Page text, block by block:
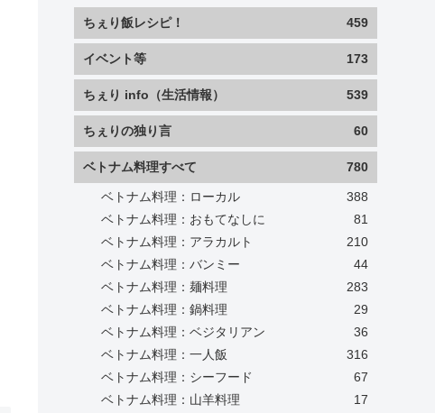
ちぇり飯レシピ！ 459
イベント等 173
ちぇり info（生活情報） 539
ちぇりの独り言 60
ベトナム料理すべて 780
ベトナム料理：ローカル
388
ベトナム料理：おもてなしに
81
ベトナム料理：アラカルト
210
ベトナム料理：バンミー
44
ベトナム料理：麺料理
283
ベトナム料理：鍋料理
29
ベトナム料理：ベジタリアン
36
ベトナム料理：一人飯
316
ベトナム料理：シーフード
67
ベトナム料理：山羊料理
17